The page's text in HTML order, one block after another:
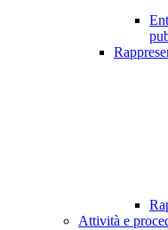
Attività e